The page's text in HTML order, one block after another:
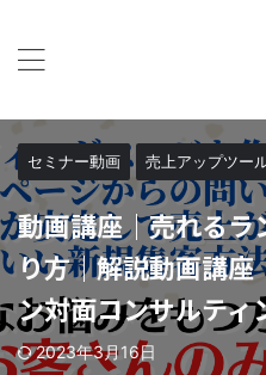
セミナー動画 売上アップツー
動画講座｜売れるラ
り方｜解説動画講
ン対面コンサルティ
2023年3月16日